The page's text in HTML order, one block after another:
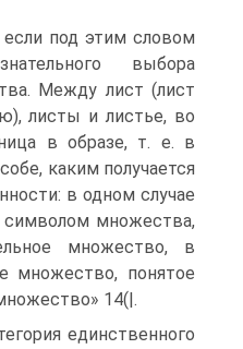
под этим словом
выбора
Между лист (лист
листы и листье, во
в образе, т. е. в
каким получается
в одном случае
множества,
множество, в
множество, понятое
14(|.
единственного